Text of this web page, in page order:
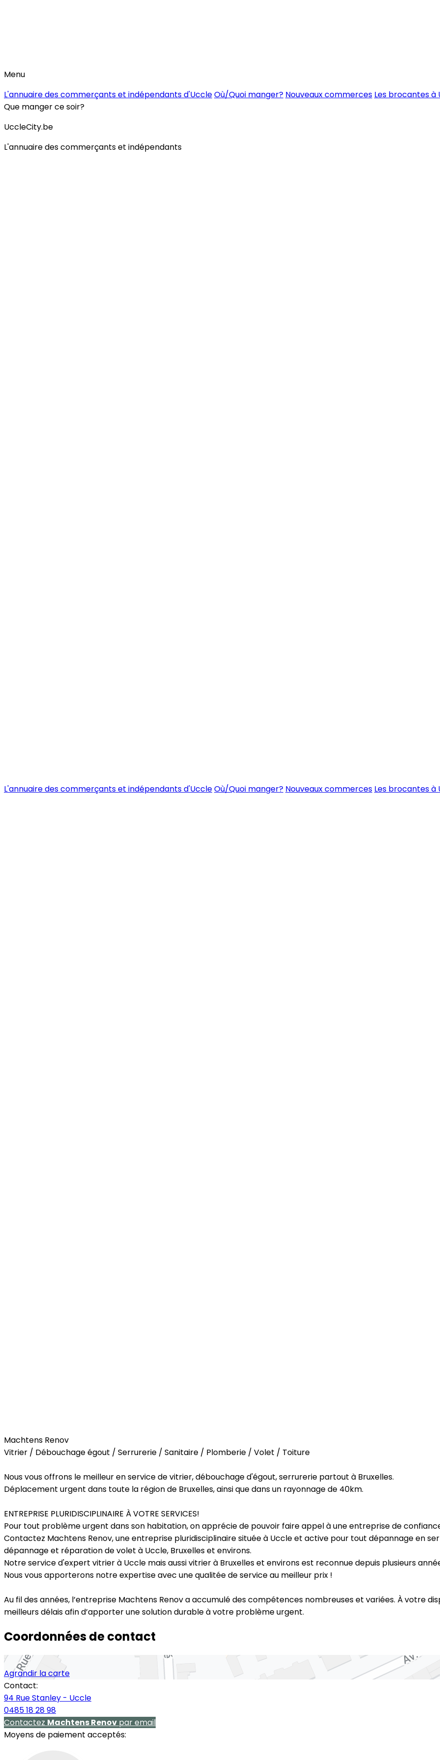
Menu
L'annuaire des commerçants et indépendants d'UccleOù/Quoi manger? Nouveaux commerces Les brocantes à
Que manger ce soir?
UccleCity.be
L'annuaire des commerçants et indépendants
L'annuaire des commerçants et indépendants d'UccleOù/Quoi manger? Nouveaux commerces Les brocantes à
Machtens Renov
Vitrier / Débouchage égout / Serrurerie / Sanitaire / Plomberie / Volet / Toiture
Nous vous offrons le meilleur en service de vitrier, débouchage d'égout, serrurerie partout à Bruxelles.
Déplacement urgent dans toute la région de Bruxelles, ainsi que dans un rayonnage de 40km.
ENTREPRISE PLURIDISCIPLINAIRE À VOTRE SERVICES!
Pour tout problème urgent dans son habitation, on apprécie de pouvoir faire appel à une entreprise de
Contactez Machtens Renov, une entreprise pluridisciplinaire située à Uccle et active pour tout dépannage en
dépannage et réparation de volet à Uccle, Bruxelles et environs.
Notre service d'expert vitrier à Uccle mais aussi vitrier à Bruxelles et environs est reconnue depuis plusieurs
Nous vous apporterons notre expertise avec une qualitée de service au meilleur prix !
Au fil des années, l’entreprise Machtens Renov a accumulé des compétences nombreuses et variées. À votre
meilleurs délais afin d’apporter une solution durable à votre problème urgent.
Coordonnées de contact
Agrandir la carte
Contact:
94 Rue Stanley - Uccle
0485 18 28 98
Contactez Machtens Renov par email
Moyens de paiement acceptés: